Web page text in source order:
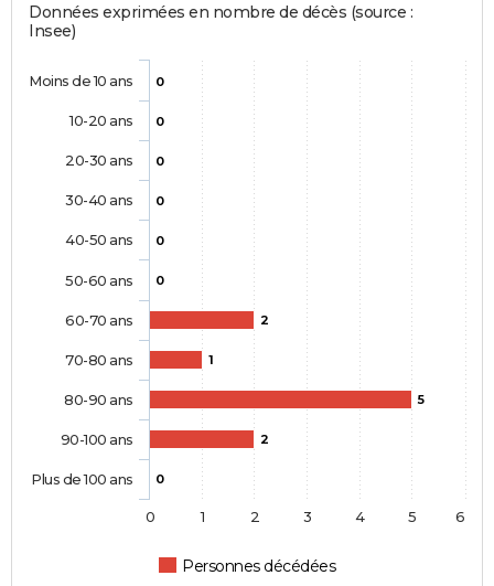
Données exprimées en nombre de décès (source :
Insee)
0
0
0
0
0
0
2
1
5
2
0
Personnes décédées
Moins de 10 ans
10-20 ans
20-30 ans
30-40 ans
40-50 ans
50-60 ans
60-70 ans
70-80 ans
80-90 ans
90-100 ans
Plus de 100 ans
0 1 2 3 4 5 6